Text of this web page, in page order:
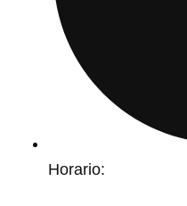
Horario: